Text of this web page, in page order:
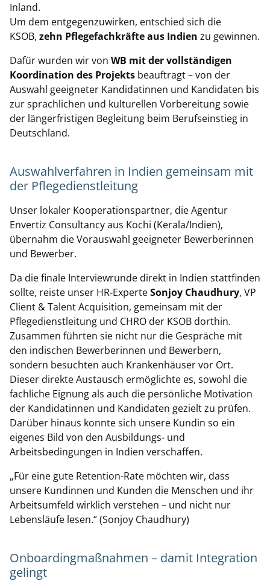
Inland.
Um dem entgegenzuwirken, entschied sich die
KSOB, zehn Pflegefachkräfte aus Indien zu gewinnen.
Dafür wurden wir von WB mit der vollständigen
Koordination des Projekts beauftragt – von der
Auswahl geeigneter Kandidatinnen und Kandidaten bis
zur sprachlichen und kulturellen Vorbereitung sowie
der längerfristigen Begleitung beim Berufseinstieg in
Deutschland.
Auswahlverfahren in Indien gemeinsam mit
der Pflegedienstleitung
Unser lokaler Kooperationspartner, die Agentur
Envertiz Consultancy aus Kochi (Kerala/Indien),
übernahm die Vorauswahl geeigneter Bewerberinnen
und Bewerber.
Da die finale Interviewrunde direkt in Indien stattfinden
sollte, reiste unser HR-ExperteSonjoy Chaudhury, VP
Client & Talent Acquisition, gemeinsam mit der
Pflegedienstleitung und CHRO der KSOB dorthin.
Zusammen führten sie nicht nur die Gespräche mit
den indischen Bewerberinnen und Bewerbern,
sondern besuchten auch Krankenhäuser vor Ort.
Dieser direkte Austausch ermöglichte es, sowohl die
fachliche Eignung als auch die persönliche Motivation
der Kandidatinnen und Kandidaten gezielt zu prüfen.
Darüber hinaus konnte sich unsere Kundin so ein
eigenes Bild von den Ausbildungs- und
Arbeitsbedingungen in Indien verschaffen.
„Für eine gute Retention-Rate möchten wir, dass
unsere Kundinnen und Kunden die Menschen und ihr
Arbeitsumfeld wirklich verstehen – und nicht nur
Lebensläufe lesen.“ (Sonjoy Chaudhury)
Onboardingmaßnahmen – damit Integration
gelingt